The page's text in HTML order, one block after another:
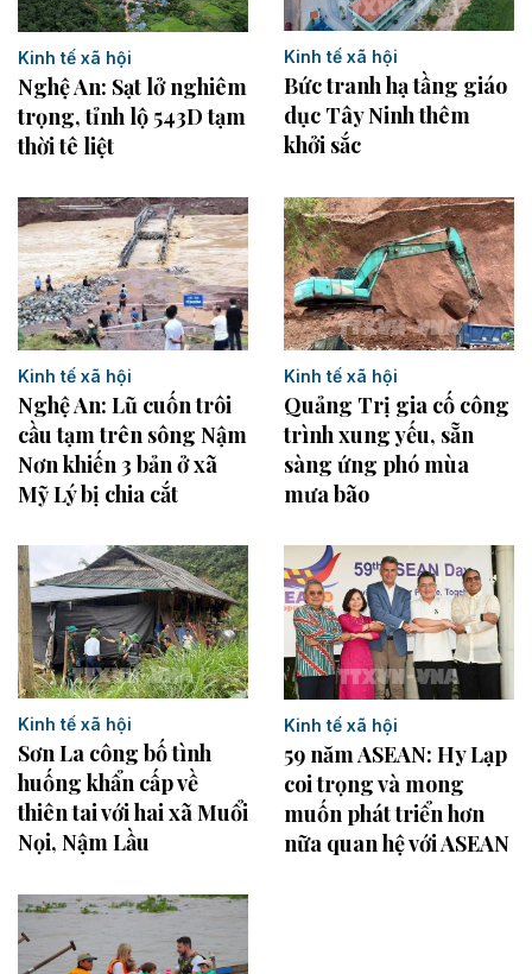
Kinh tế xã hội
Nghệ An: Sạt lở nghiêm
trọng, tỉnh lộ 543D tạm
thời tê liệt
Kinh tế xã hội
Bức tranh hạ tầng giáo
dục Tây Ninh thêm
khởi sắc
Kinh tế xã hội
Nghệ An: Lũ cuốn trôi
cầu tạm trên sông Nậm
Nơn khiến 3 bản ở xã
Mỹ Lý bị chia cắt
Kinh tế xã hội
Quảng Trị gia cố công
trình xung yếu, sẵn
sàng ứng phó mùa
mưa bão
Kinh tế xã hội
Sơn La công bố tình
huống khẩn cấp về
thiên tai với hai xã Muổi
Nọi, Nậm Lầu
Kinh tế xã hội
59 năm ASEAN: Hy Lạp
coi trọng và mong
muốn phát triển hơn
nữa quan hệ với ASEAN